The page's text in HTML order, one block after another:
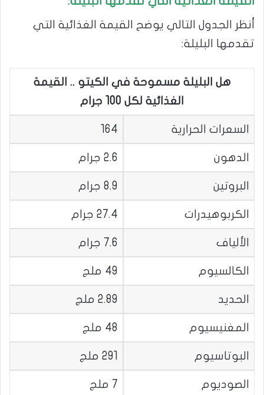
أنظر الجدول التالي يوضح القيمة الغذائية التي
تقدمها البليلة:
هل البليلة مسموحة في الكيتو .. القيمة
الغذائية لكل 100 جرام
السعرات الحرارية 164
الدهون 2.6 جرام
البروتين 8.9 جرام
الكربوهيدرات 27.4 جرام
الألياف 7.6 جرام
الكالسيوم 49 ملج
الحديد 2.89 ملج
المغنيسيوم 48 ملج
البوتاسيوم 291 ملج
الصوديوم 7 ملج